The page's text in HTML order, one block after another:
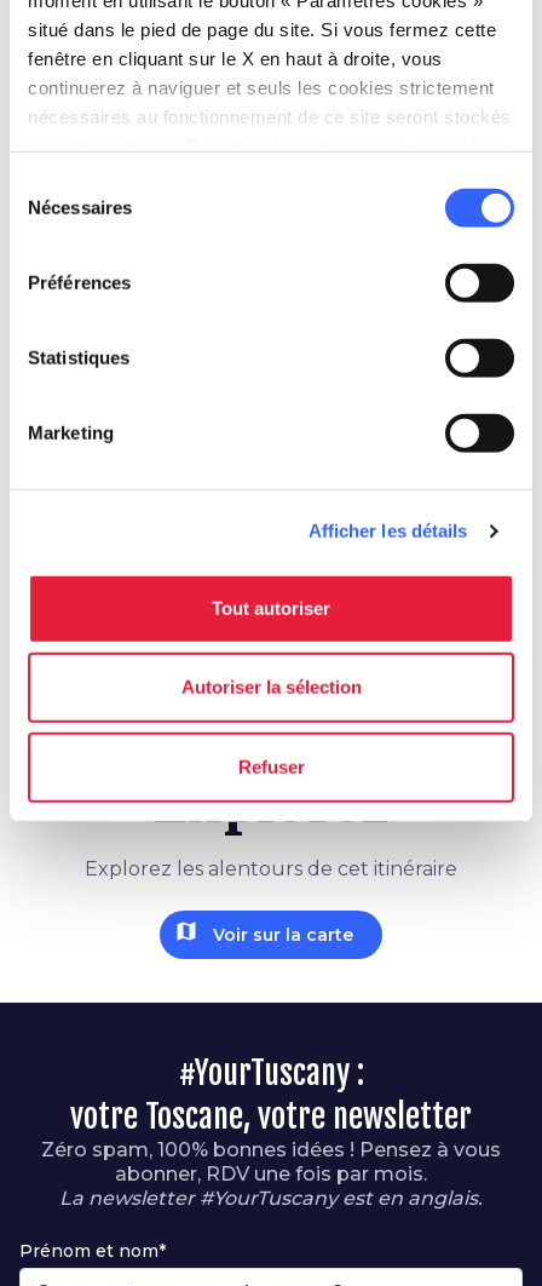
situé dans le pied de page du site. Si vous fermez cette
fenêtre en cliquant sur le X en haut à droite, vous
continuerez à naviguer et seuls les cookies strictement
nécessaires au fonctionnement de ce site seront stockés
Nécessaires
Préférences
Statistiques
Marketing
Afficher les détails
Tout autoriser
Autoriser la sélection
Refuser
fullscreen Esplora su mappa
directions Moyen et durée
schedule Durée
info Plus d'infos
Tracé et fiche itinéraire
Explorez
Explorez les alentours de cet itinéraire
map Voir sur la carte
#YourTuscany :
votre Toscane, votre newsletter
Zéro spam, 100% bonnes idées ! Pensez à vous
abonner, RDV une fois par mois.
La newsletter #YourTuscany est en anglais.
Prénom et nom*